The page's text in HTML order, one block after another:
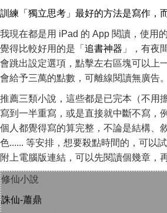
訓練「獨立思考」最好的方法是寫作，
我現在都是用 iPad 的 App 閱讀，使用
覺得比較好用的是「 追書神器 」，有夜
會跳出設定選項，點擊左右區塊可以上
會給予三萬的點數，可離線閱讀無廣告。
推薦三類小說，這些都是已完本（不用
寫到一半重寫，或是直接就中斷不寫，
個人都覺得寫的算完整，不論是結構、
色...... 等安排，想要殺點時間的，可以
附上電腦版連結，可以先閱讀個幾章，
修仙小說
誅仙-蕭鼎